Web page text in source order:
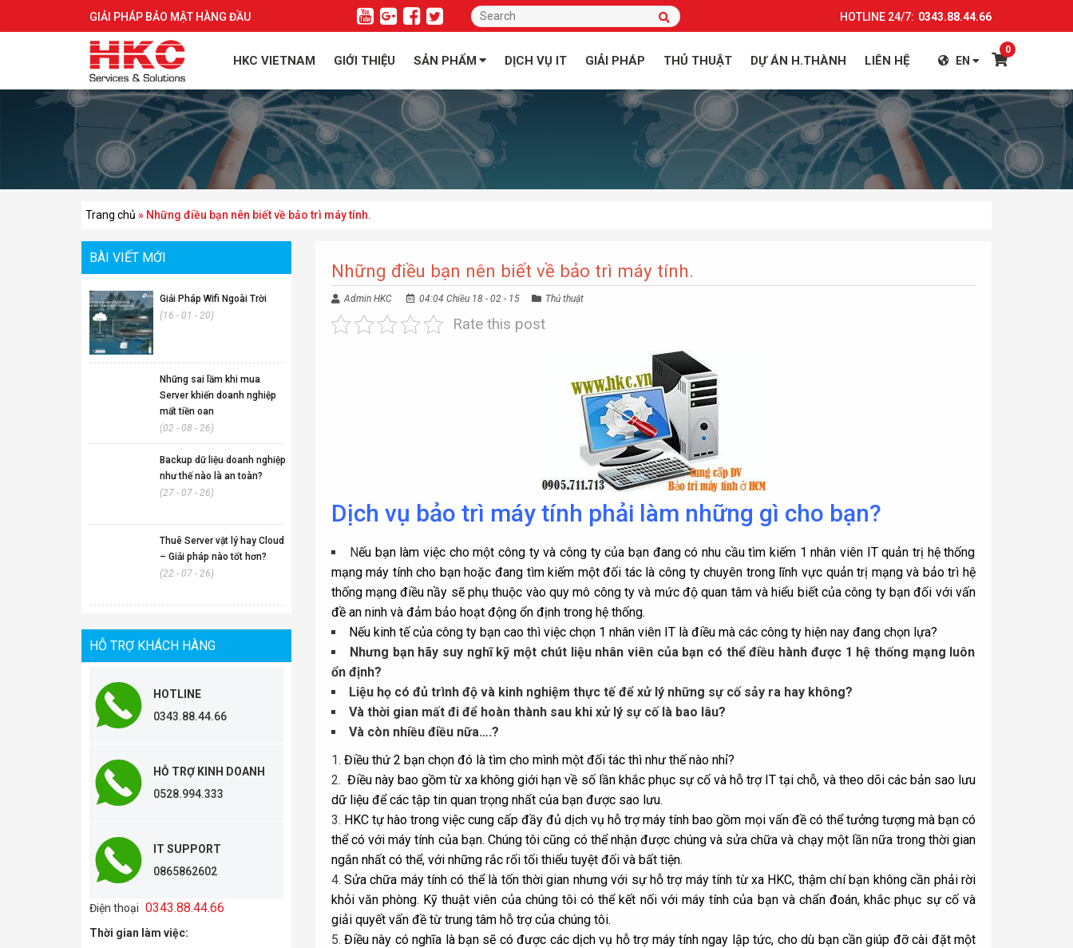
GIẢI PHÁP BẢO MẬT HÀNG ĐẦU HOTLINE 24/7: 0343.88.44.66
HKC VIETNAM GIỚI THIỆU SẢN PHẨM DỊCH VỤ IT GIẢI PHÁP THỦ THUẬT DỰ ÁN H.THÀNH LIÊN HỆ EN
0
Trang chủ » Những điều bạn nên biết về bảo trì máy tính.
BÀI VIẾT MỚI
Giải Pháp Wifi Ngoài Trời
(16 - 01 - 20)
Những sai lầm khi mua
Server khiến doanh nghiệp
mất tiền oan
(02 - 08 - 26)
Backup dữ liệu doanh nghiệp
như thế nào là an toàn?
(27 - 07 - 26)
Thuê Server vật lý hay Cloud
– Giải pháp nào tốt hơn?
(22 - 07 - 26)
HỖ TRỢ KHÁCH HÀNG
HOTLINE
0343.88.44.66
HỖ TRỢ KINH DOANH
0528.994.333
IT SUPPORT
0865862602
Điện thoại 0343.88.44.66
Thời gian làm việc:
Những điều bạn nên biết về bảo trì máy tính.
Admin HKC 04:04 Chiều 18 - 02 - 15 Thủ thuật
Rate this post
Dịch vụ bảo trì máy tính phải làm những gì cho bạn?
Nếu bạn làm việc cho một công ty và công ty của bạn đang có nhu cầu tìm kiếm 1 nhân viên IT quản trị hệ thống
mạng máy tính cho bạn hoặc đang tìm kiếm một đối tác là công ty chuyên trong lĩnh vực quản trị mạng và bảo trì hệ
thống mạngđiều nầy sẽ phụ thuộc vào quy mô công ty và mức độ quan tâm và hiểu biết của công ty bạn đối với vấn
đề an ninh và đảm bảo hoạt động ổn định trong hệ thống.
Nếu kinh tế của công ty bạn cao thì việc chọn 1 nhân viên IT là điều mà các công ty hiện nay đang chọn lựa?
Nhưng bạn hãy suy nghĩ kỹ một chút liệu nhân viên của bạn có thể điều hành được 1 hệ thống mạng luôn
ổn định?
Liệu họ có đủ trình độ và kinh nghiệm thực tế để xử lý những sự cố sảy ra hay không?
Và thời gian mất đi để hoàn thành sau khi xử lý sự cố là bao lâu?
Và còn nhiều điều nữa….?
Điều thứ 2 bạn chọn đó là tìm cho mình một đối tác thì như thế nào nhỉ?
Điều này bao gồm từ xa không giới hạn về số lần khắc phục sự cố và hỗ trợ IT tại chỗ, và theo dõi các bản sao lưu
dữ liệu để các tập tin quan trọng nhất của bạn được sao lưu.
HKC tự hào trong việc cung cấp đầy đủdịch vụ hỗ trợ máy tính bao gồm mọi vấn đề có thể tưởng tượng mà bạn có
thể có với máy tính của bạn. Chúng tôi cũng có thể nhận được chúng và sửa chữa và chạy một lần nữa trong thời gian
ngắn nhất có thể, với những rắc rối tối thiểu tuyệt đối và bất tiện.
Sửa chữa máy tính có thể là tốn thời gian nhưng với sự hỗ trợ máy tính từ xa HKC, thậm chí bạn không cần phải rời
khỏi văn phòng. Kỹ thuật viên của chúng tôi có thể kết nối với máy tính của bạn và chẩn đoán,khắc phục sự cốvà
giải quyết vấn đề từ trung tâm hỗ trợ của chúng tôi.
Điều này có nghĩa là bạn sẽ có được các dịch vụ hỗ trợ máy tính ngay lập tức, cho dù bạn cần giúp đỡ cài đặt một